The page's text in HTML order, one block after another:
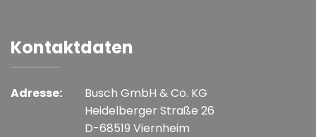
Kontaktdaten
Adresse:
Busch GmbH & Co. KG
Heidelberger Straße 26
D-68519 Viernheim